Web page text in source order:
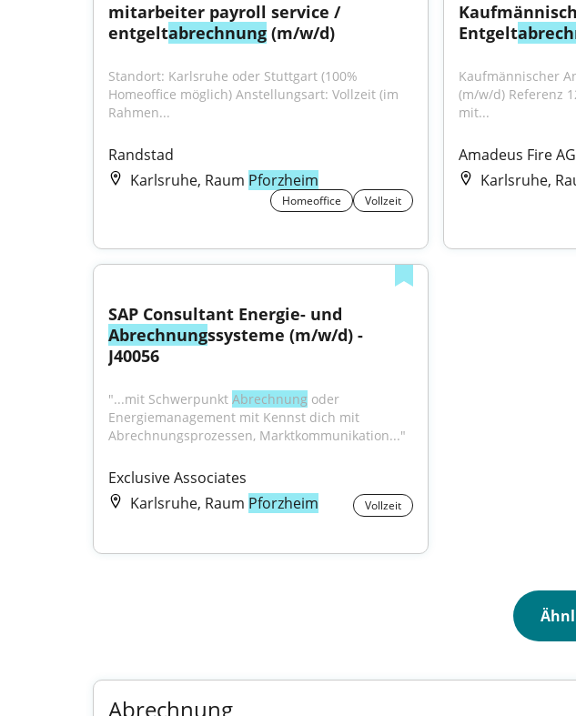
mitarbeiter payroll service /
entgeltabrechnung (m/w/d)
Standort: Karlsruhe oder Stuttgart (100%
Homeoffice möglich) Anstellungsart: Vollzeit (im
Rahmen...
Randstad
Karlsruhe, Raum Pforzheim
Homeoffice Vollzeit
Entgelt
Kaufmännischer
(m/w/d) Referenz
mit...
Amadeus Fire AG
Karlsruhe,
Abrechnungssysteme (m/w/d) -
J40056
"...mit Schwerpunkt Abrechnung oder
Energiemanagement mit Kennst dich mit
Abrechnungsprozessen, Marktkommunikation..."
Exclusive Associates
Karlsruhe, Raum Pforzheim Vollzeit
Abrechnung